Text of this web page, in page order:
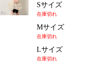
Sサイズ
在庫切れ
Mサイズ
在庫切れ
Lサイズ
在庫切れ